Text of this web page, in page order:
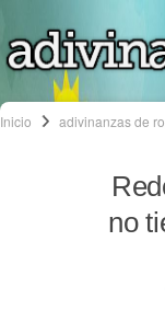
Inicio adivinanzas de
no